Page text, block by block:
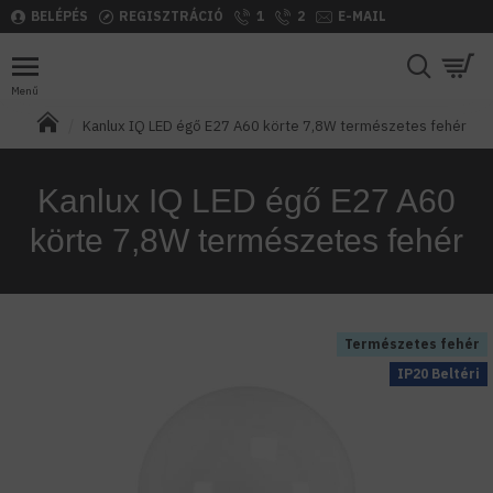
BELÉPÉS REGISZTRÁCIÓ 1 2 E-MAIL
Kanlux IQ LED égő E27 A60 körte 7,8W természetes fehér
Kanlux IQ LED égő E27 A60
körte 7,8W természetes fehér
Természetes fehér
IP20 Beltéri